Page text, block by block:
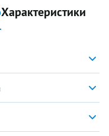
Характеристики